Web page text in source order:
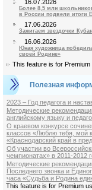
16.07.2026
Более 8,5 млн
в России подвели итоги
17.06.2026
Зажигаем звездочки
16.06.2026
Юная художница
своей Родине»
This feature is for Premium
Полезная
2023 – Год педагога и
Методические
английскому языку и
О краевом конкурсе
классов «Люблю тебя, мой
«Краснодарский край в
Об участии во
чемпионатах» в 2011-2012
Методические
Последнего звонка и
часа «Судьба и Родина
This feature is for Premium